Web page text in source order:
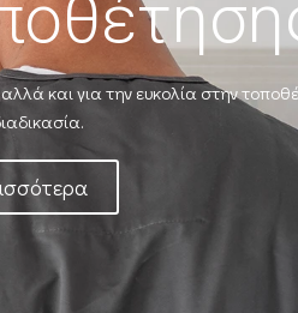
και για τηνευκολίαστην